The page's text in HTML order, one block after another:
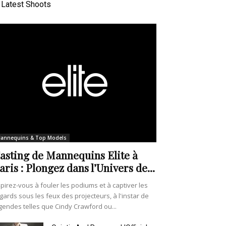
Latest Shoots
& Top Models
de Mannequins Elite à
: Plongez dans l’Univers de...
vous à fouler les podiums et à captiver les
sous les feux des projecteurs, à l'instar de
telles que Cindy Crawford ou...